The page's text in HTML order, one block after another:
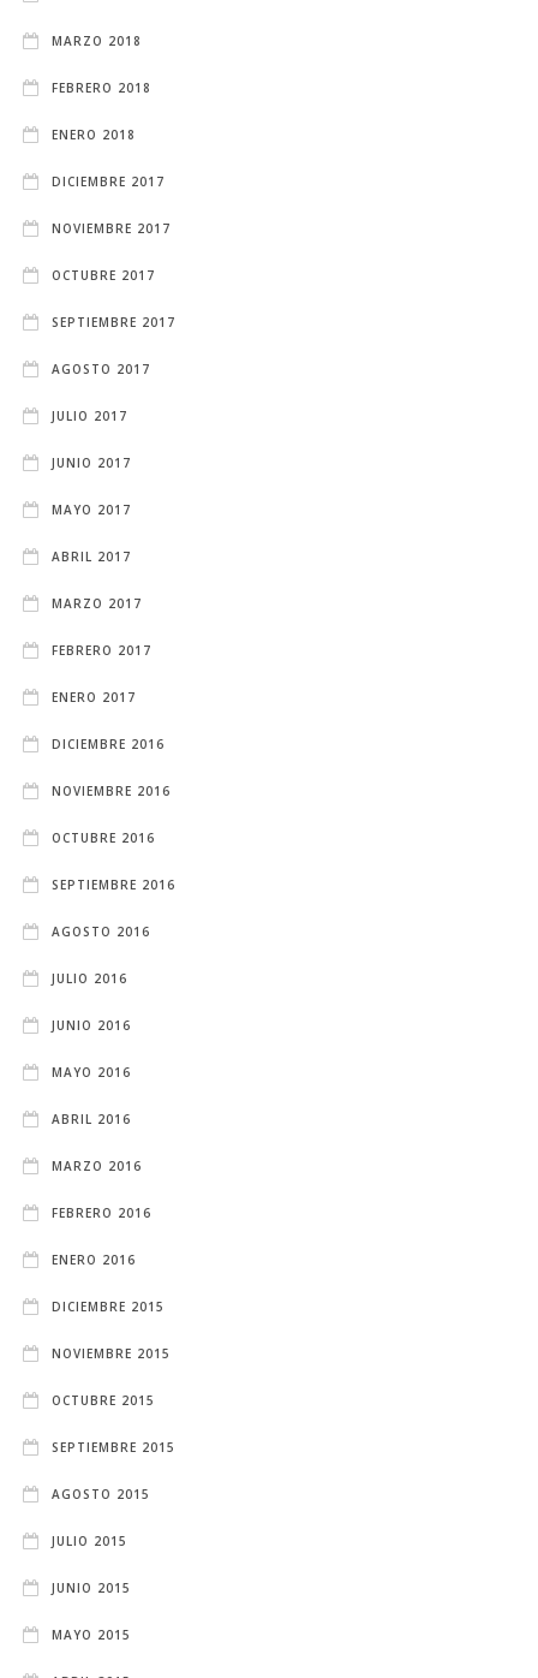
MARZO 2018
FEBRERO 2018
ENERO 2018
DICIEMBRE 2017
NOVIEMBRE 2017
OCTUBRE 2017
SEPTIEMBRE 2017
AGOSTO 2017
JULIO 2017
JUNIO 2017
MAYO 2017
ABRIL 2017
MARZO 2017
FEBRERO 2017
ENERO 2017
DICIEMBRE 2016
NOVIEMBRE 2016
OCTUBRE 2016
SEPTIEMBRE 2016
AGOSTO 2016
JULIO 2016
JUNIO 2016
MAYO 2016
ABRIL 2016
MARZO 2016
FEBRERO 2016
ENERO 2016
DICIEMBRE 2015
NOVIEMBRE 2015
OCTUBRE 2015
SEPTIEMBRE 2015
AGOSTO 2015
JULIO 2015
JUNIO 2015
MAYO 2015